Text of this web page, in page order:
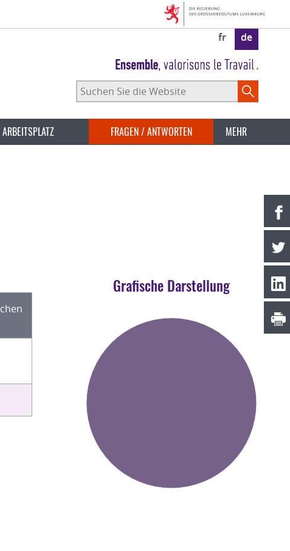
fr de
Suchen
Sie
WebsiteFRAGEN / ANTWORTEN MEHR
Grafische Darstellung